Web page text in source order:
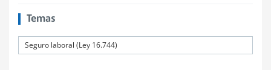
Temas
Seguro laboral (Ley 16.744)